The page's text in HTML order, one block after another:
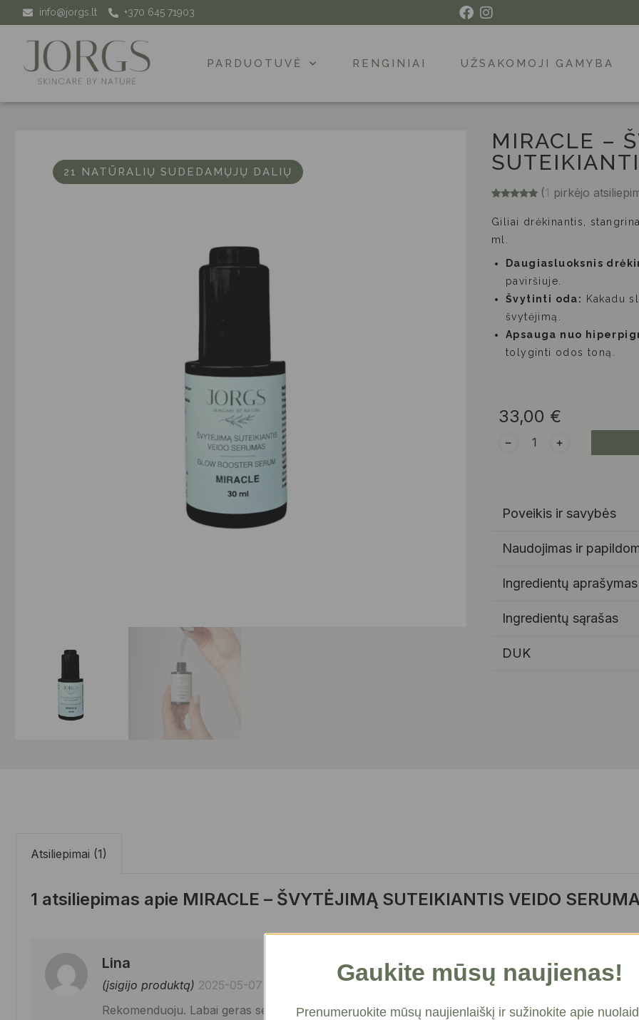
info@jorgs.lt +370 645 71903
PARDUOTUVĖ RENGINIAI UŽSAKOMOJI GAMYBA
21 NATŪRALIŲ SUDEDAMŲJŲ DALIŲ
MIRACLE –
5.00 iš 5
(viso
įvertinimų:
(1 pirkėjo
Giliai drėkinantis,
ml.
Daugiasluoksnis
paviršiuje.
Švytinti oda:
Kakadu
švytėjimą.
Apsauga nuo
tolyginti odos toną.
33,00 €
﹣ ﹢
Poveikis ir savybės
Naudojimas ir
Ingredientų aprašymas
Ingredientų sąrašas
DUK
Atsiliepimai (1)
1 atsiliepimas apie MIRACLE – ŠVYTĖJIMĄ SUTEIKIANTIS VEIDO
Lina
(įsigijo produktą) 2025-05-07
Rekomenduoju. Labai geras serumas. Lengvos tekstūros, malonaus kvapo, natūralios sudėties.
Gaukite mūsų naujienas!
Prenumeruokite mūsų naujienlaiškį ir sužinokite apie